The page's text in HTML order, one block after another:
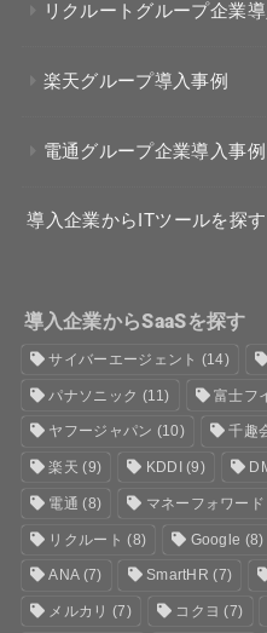
リクルートグループ企業
楽天グループ導入事例
電通グループ企業導入事例
導入企業からITツールを探す
導入企業からSaaSを探す
サイバーエージェント (14)
パナソニック (11) 富士フ
ヤフージャパン (10) 千趣
楽天 (9) KDDI (9)
電通 (8) マネーフォワード
リクルート (8) Google (8)
ANA(7) SmartHR (7)
メルカリ (7) コクヨ (7)